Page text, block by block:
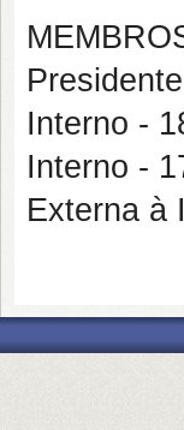
Interno -
Interno -
Externa à